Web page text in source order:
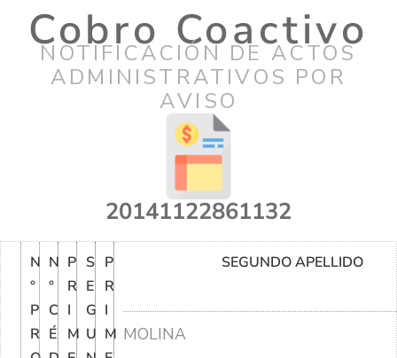
Cobro Coactivo
NOTIFICACIÓN DE ACTOS
ADMINISTRATIVOS POR
AVISO
20141122861132
N
°
P
R
N
°
C
É
P
R
I
M
S
E
G
U
P
R
I
M
SEGUNDO APELLIDO
MOLINA